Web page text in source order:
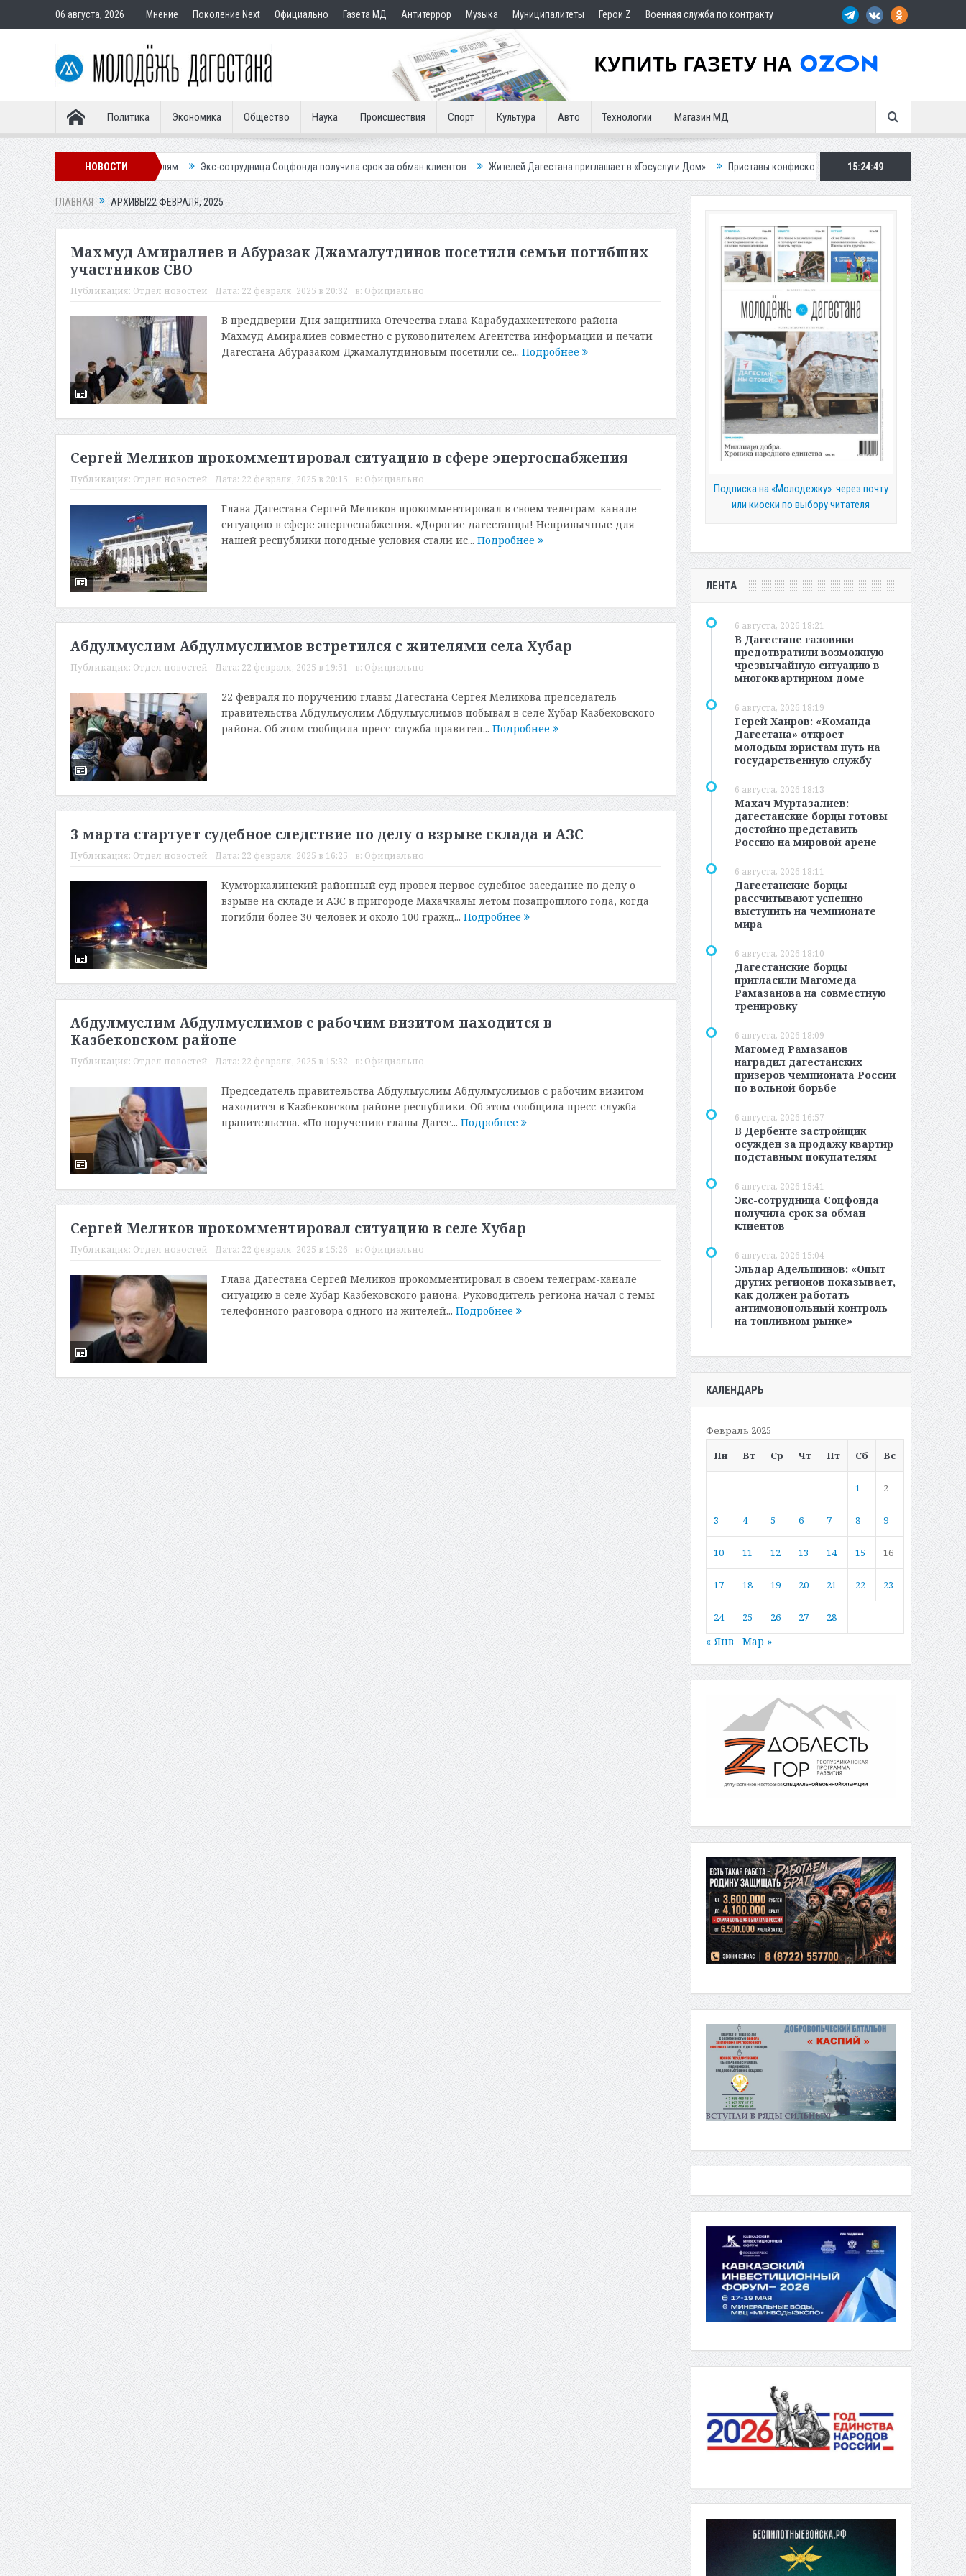
06 августа, 2026 Мнение Поколение Next Официально Газета МД Антитеррор Музыка Муниципалитеты Герои Z Военная служба по контракту
Политика Экономика Общество Наука Происшествия Спорт Культура Авто Технологии Магазин МД
НОВОСТИ
покупателям Экс-сотрудница Соцфонда получила срок за обман клиентов Жителей Дагестана приглашает в «Госуслуги Дом» Приставы конфисковали двух бурых медведей у жителя Дагестана
15:24:50
ГЛАВНАЯ АРХИВЫ22 ФЕВРАЛЯ, 2025
Махмуд Амиралиев и Абуразак Джамалутдинов посетили семьи погибших
участников СВО
Публикация: Отдел новостей Дата: 22 февраля, 2025 в 20:32 в: Официально
В преддверии Дня защитника Отечества глава Карабудахкентского района
Махмуд Амиралиев совместно с руководителем Агентства информации и печати
Дагестана Абуразаком Джамалутдиновым посетили се... Подробнее
Сергей Меликов прокомментировал ситуацию в сфере энергоснабжения
Публикация: Отдел новостей Дата: 22 февраля, 2025 в 20:15 в: Официально
Глава Дагестана Сергей Меликов прокомментировал в своем телеграм-канале
ситуацию в сфере энергоснабжения. «Дорогие дагестанцы! Непривычные для
нашей республики погодные условия стали ис... Подробнее
Абдулмуслим Абдулмуслимов встретился с жителями села Хубар
Публикация: Отдел новостей Дата: 22 февраля, 2025 в 19:51 в: Официально
22 февраля по поручению главы Дагестана Сергея Меликова председатель
правительства Абдулмуслим Абдулмуслимов побывал в селе Хубар Казбековского
района. Об этом сообщила пресс-служба правител... Подробнее
3 марта стартует судебное следствие по делу о взрыве склада и АЗС
Публикация: Отдел новостей Дата: 22 февраля, 2025 в 16:25 в: Официально
Кумторкалинский районный суд провел первое судебное заседание по делу о
взрыве на складе и АЗС в пригороде Махачкалы летом позапрошлого года, когда
погибли более 30 человек и около 100 гражд... Подробнее
Абдулмуслим Абдулмуслимов с рабочим визитом находится в
Казбековском районе
Публикация: Отдел новостей Дата: 22 февраля, 2025 в 15:32 в: Официально
Председатель правительства Абдулмуслим Абдулмуслимов с рабочим визитом
находится в Казбековском районе республики. Об этом сообщила пресс-служба
правительства. «По поручению главы Дагес... Подробнее
Сергей Меликов прокомментировал ситуацию в селе Хубар
Публикация: Отдел новостей Дата: 22 февраля, 2025 в 15:26 в: Официально
Глава Дагестана Сергей Меликов прокомментировал в своем телеграм-канале
ситуацию в селе Хубар Казбековского района. Руководитель региона начал с темы
телефонного разговора одного из жителей... Подробнее
Подписка на «Молодежку»: через почту
или киоски по выбору читателя
ЛЕНТА
6 августа, 2026 18:21
В Дагестане газовики
предотвратили возможную
чрезвычайную ситуацию в
многоквартирном доме
6 августа, 2026 18:19
Герей Хаиров: «Команда
Дагестана» откроет
молодым юристам путь на
государственную службу
6 августа, 2026 18:13
Махач Муртазалиев:
дагестанские борцы готовы
достойно представить
Россию на мировой арене
6 августа, 2026 18:11
Дагестанские борцы
рассчитывают успешно
выступить на чемпионате
мира
6 августа, 2026 18:10
Дагестанские борцы
пригласили Магомеда
Рамазанова на совместную
тренировку
6 августа, 2026 18:09
Магомед Рамазанов
наградил дагестанских
призеров чемпионата России
по вольной борьбе
6 августа, 2026 16:57
В Дербенте застройщик
осужден за продажу квартир
подставным покупателям
6 августа, 2026 15:41
Экс-сотрудница Соцфонда
получила срок за обман
клиентов
6 августа, 2026 15:04
Эльдар Адельшинов: «Опыт
других регионов показывает,
как должен работать
антимонопольный контроль
на топливном рынке»
КАЛЕНДАРЬ
Февраль 2025
Пн
Вт Ср Чт Пт Сб Вс
1 2
3 4 5 6 7 8 9
10 11 12 13 14 15 16
17 18 19 20 21 22 23
24 25 26 27 28
« Янв Мар »